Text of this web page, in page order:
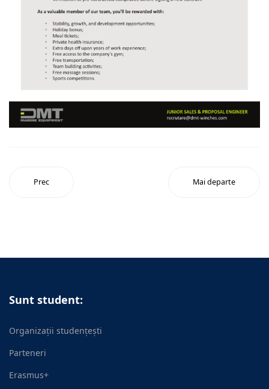
Prec Mai departe
Sunt student:
Organizații studențești
Parteneri
Erasmus+